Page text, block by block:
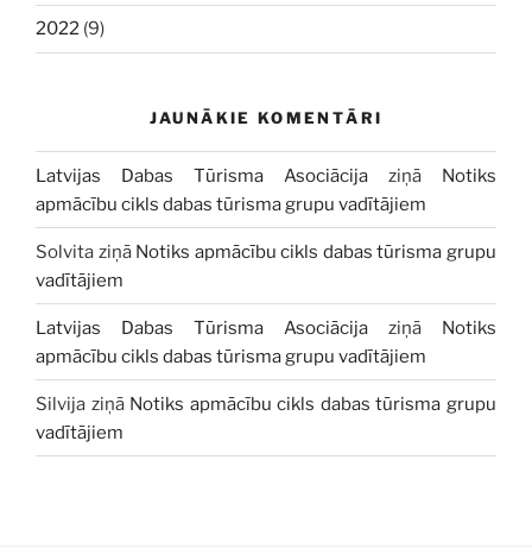
2022 (9)
JAUNĀKIE KOMENTĀRI
Latvijas Dabas Tūrisma Asociācija ziņā Notiks
apmācību cikls dabas tūrisma grupu vadītājiem
Solvita ziņā Notiks apmācību cikls dabas tūrisma grupu
vadītājiem
Latvijas Dabas Tūrisma Asociācija ziņā Notiks
apmācību cikls dabas tūrisma grupu vadītājiem
Silvija ziņā Notiks apmācību cikls dabas tūrisma grupu
vadītājiem